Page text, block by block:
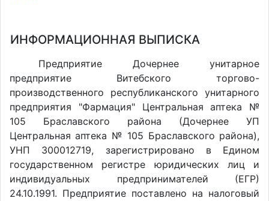
ИНФОРМАЦИОННАЯ ВЫПИСКА
Предприятие Дочернее унитарное
предприятие Витебского торгово-
производственного республиканского унитарного
предприятия "Фармация" Центральная аптека №
105 Браславского района (Дочернее УП
Центральная аптека № 105 Браславского района),
УНП 300012719, зарегистрировано в Едином
государственном регистре юридических лиц и
индивидуальных предпринимателей (ЕГР)
24.10.1991. Предприятие поставлено на налоговый